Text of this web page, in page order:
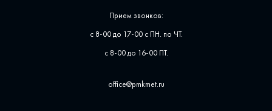
Прием звонков:
с 8-00 до 17-00 с ПН. по ЧТ.
с 8-00 до 16-00 ПТ.
office@pmkmet.ru